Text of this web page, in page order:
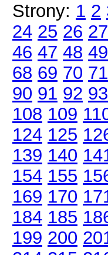
Strony: 1 2
24 25 26 27
46 47 48 49
68 69 70 71
90 91 92 93
108 109
124 125
139 140
154 155
169 170
184 185
199 200